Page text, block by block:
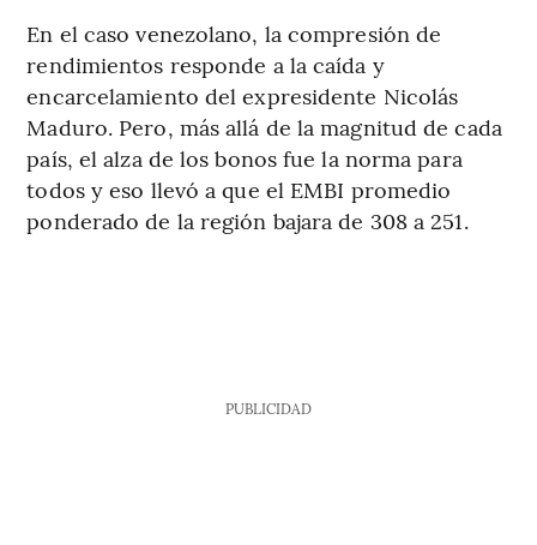
En el caso venezolano, la compresión de
rendimientos responde a la caída y
encarcelamiento del expresidente Nicolás
Maduro. Pero, más allá de la magnitud de cada
país, el alza de los bonos fue la norma para
todos y eso llevó a que el EMBI promedio
ponderado de la región bajara de 308 a 251.
PUBLICIDAD